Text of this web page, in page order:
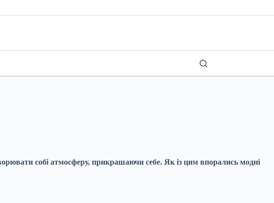
собі атмосферу, прикрашаючи себе. Як із цим впорались модні